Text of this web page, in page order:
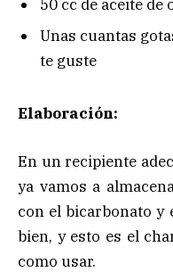
50 cc de aceite de
Unas cuantas
te guste
Elaboración:
En un recipiente
ya vamos a
con el bicarbonato y
bien, y esto es el
como usar.